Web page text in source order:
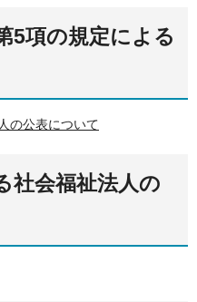
5項の規定による
の公表について
社会福祉法人の